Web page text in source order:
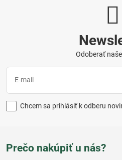
Odoberať
Chcem sa prihlásiť k odberu
Prečo nakúpiť u nás?